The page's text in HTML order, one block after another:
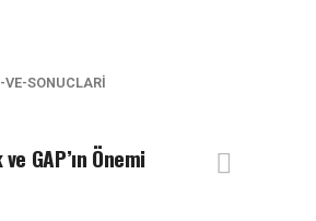
SONUCLARI
GAP’ın Önemi